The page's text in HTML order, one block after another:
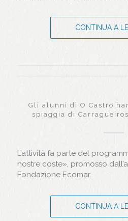
CONTINUA A
Gli alunni di O Castro
spiaggia di
L’attività fa parte del
nostre coste», promosso
Fondazione Ecomar.
CONTINUA A